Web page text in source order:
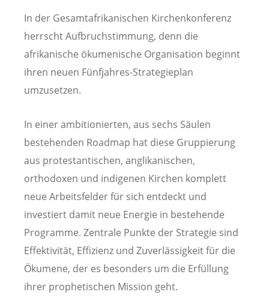
In der Gesamtafrikanischen Kirchenkonferenz
herrscht Aufbruchstimmung, denn die
afrikanische ökumenische Organisation beginnt
ihren neuen Fünfjahres-Strategieplan
umzusetzen.
In einer ambitionierten, aus sechs Säulen
bestehenden Roadmap hat diese Gruppierung
aus protestantischen, anglikanischen,
orthodoxen und indigenen Kirchen komplett
neue Arbeitsfelder für sich entdeckt und
investiert damit neue Energie in bestehende
Programme. Zentrale Punkte der Strategie sind
Effektivität, Effizienz und Zuverlässigkeit für die
Ökumene, der es besonders um die Erfüllung
ihrer prophetischen Mission geht.